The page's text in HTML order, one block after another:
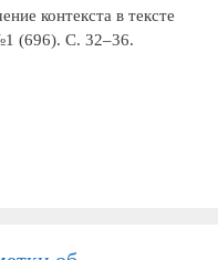
контекста в тексте
(696). С. 32–36.